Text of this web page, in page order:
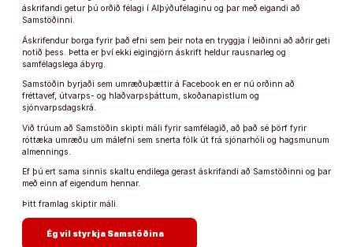
áskrifandi getur þú orðið félagi í Alþýðufélaginu og þar með eigandi að
Samstöðinni.
Áskrifendur borga fyrir það efni sem þeir nota en tryggja í leiðinni að aðrir geti
notið þess. Þetta er því ekki eigingjörn áskrift heldur rausnarleg og
samfélagslega ábyrg.
Samstöðin byrjaði sem umræðuþættir á Facebook en er nú orðinn að
fréttavef, útvarps- og hlaðvarpsþáttum, skoðanapistlum og
sjónvarpsdagskrá.
Við trúum að Samstöðin skipti máli fyrir samfélagið, að það sé þörf fyrir
róttæka umræðu um málefni sem snerta fólk út frá sjónarhóli og hagsmunum
almennings.
Ef þú ert sama sinnis skaltu endilega gerast áskrifandi að Samstöðinni og þar
með einn af eigendum hennar.
Þitt framlag skiptir máli.
Ég vil styrkja Samstöðina